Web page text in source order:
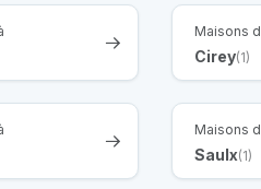
Maisons
Cirey(1)
Maisons
Saulx(1)